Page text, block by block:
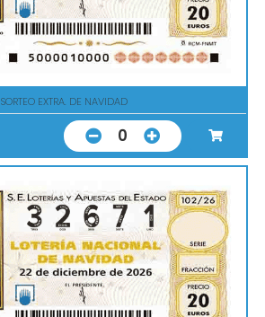
SORTEO EXTRA. DE NAVIDAD
0